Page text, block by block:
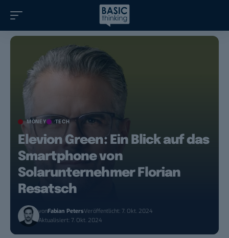
MONEY TECH
Elevion Green: Ein Blick auf das
Smartphone von
Solarunternehmer Florian
Resatsch
vonFabian PetersVeröffentlicht: 7. Okt. 2024
Aktualisiert: 7. Okt. 2024